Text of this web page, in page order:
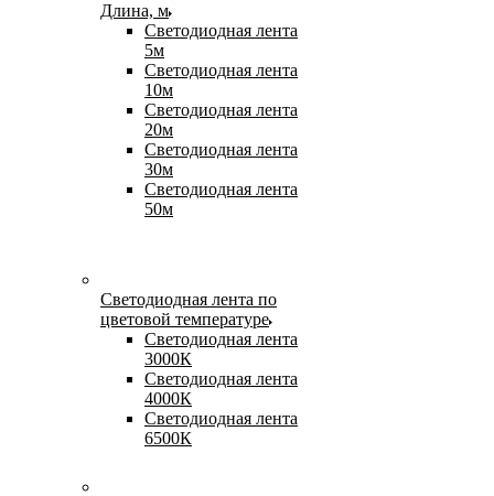
Длина, м
Светодиодная лента
5м
Светодиодная лента
10м
Светодиодная лента
20м
Светодиодная лента
30м
Светодиодная лента
50м
Светодиодная лента по
цветовой температуре
Светодиодная лента
3000К
Светодиодная лента
4000К
Светодиодная лента
6500К